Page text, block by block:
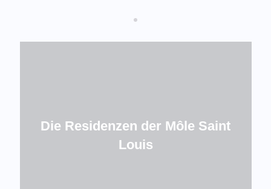
Die Residenzen der Môle Saint
Louis